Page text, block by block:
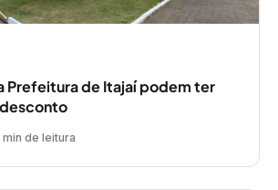
Prefeitura de Itajaí podem ter
min de leitura